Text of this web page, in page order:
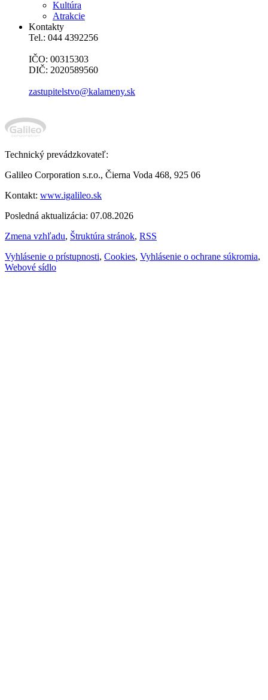
Kultúra
Atrakcie
Kontakty
Tel.: 044 4392256
IČO: 00315303
DIČ: 2020589560
zastupitelstvo@kalameny.sk
Technický prevádzkovateľ:
Galileo Corporation s.r.o., Čierna Voda 468, 925 06
Kontakt: www.igalileo.sk
Posledná aktualizácia: 07.08.2026
Zmena vzhľadu, Štruktúra stránok, RSS
Vyhlásenie o prístupnosti, Cookies, Vyhlásenie o ochrane súkromia,
Webové sídlo